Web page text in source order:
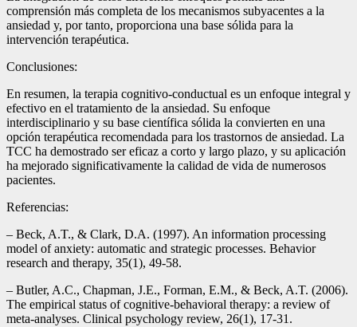
comprensión más completa de los mecanismos subyacentes a la
ansiedad y, por tanto, proporciona una base sólida para la
intervención terapéutica.
Conclusiones:
En resumen, la terapia cognitivo-conductual es un enfoque integral y
efectivo en el tratamiento de la ansiedad. Su enfoque
interdisciplinario y su base científica sólida la convierten en una
opción terapéutica recomendada para los trastornos de ansiedad. La
TCC ha demostrado ser eficaz a corto y largo plazo, y su aplicación
ha mejorado significativamente la calidad de vida de numerosos
pacientes.
Referencias:
– Beck, A.T., & Clark, D.A. (1997). An information processing
model of anxiety: automatic and strategic processes. Behavior
research and therapy, 35(1), 49-58.
– Butler, A.C., Chapman, J.E., Forman, E.M., & Beck, A.T. (2006).
The empirical status of cognitive-behavioral therapy: a review of
meta-analyses. Clinical psychology review, 26(1), 17-31.